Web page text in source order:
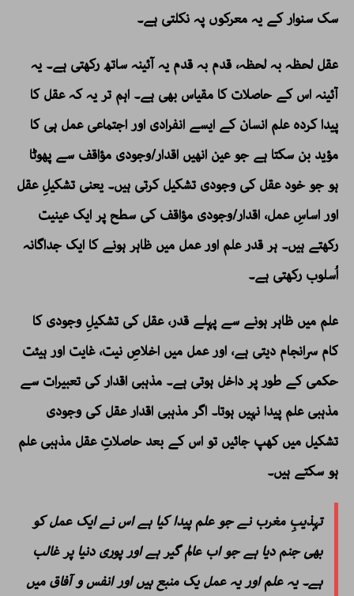
سک سنوار کے یہ معرکوں پہ نکلتی ہے۔
عقل لحظہ بہ لحظہ، قدم بہ قدم یہ آئینہ ساتھ رکھتی ہے۔ یہ
آئینہ اس کے حاصلات کا مقیاس بھی ہے۔ اہم تر یہ کہ عقل کا
پیدا کردہ علم انسان کے ایسے انفرادی اور اجتماعی عمل ہی کا
مؤید بن سکتا ہے جو عین انھیں اقدار/وجودی مؤاقف سے پھوٹا
ہو جو خود عقل کی وجودی تشکیل کرتی ہیں۔ یعنی تشکیلِ عقل
اور اساسِ عمل، اقدار/وجودی مؤاقف کی سطح پر ایک عینیت
رکھتے ہیں۔ ہر قدر علم اور عمل میں ظاہر ہونے کا ایک جداگانہ
اُسلوب رکھتی ہے۔
علم میں ظاہر ہونے سے پہلے قدر، عقل کی تشکیلِ وجودی کا
کام سرانجام دیتی ہے، اور عمل میں اخلاصِ نیت، غایت اور ہیئت
حکمی کے طور پر داخل ہوتی ہے۔ مذہبی اقدار کی تعبیرات سے
مذہبی علم پیدا نہیں ہوتا۔ اگر مذہبی اقدار عقل کی وجودی
تشکیل میں کھپ جائیں تو اس کے بعد حاصلاتِ عقل مذہبی علم
ہو سکتے ہیں۔
تہذیبِ مغرب نے جو علم پیدا کیا ہے اس نے ایک عمل کو
بھی جنم دیا ہے جو اب عالم گیر ہے اور پوری دنیا پر غالب
ہے۔ یہ علم اور یہ عمل یک منبع ہیں اور انفس و آفاق میں